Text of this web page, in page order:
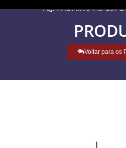
VEJA ABAIXO AS
Voltar para os